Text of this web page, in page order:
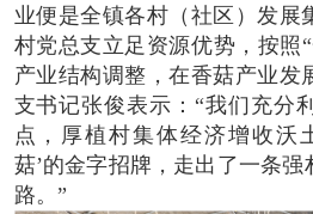
业便是全镇各村（社区）发展
村党总支立足资源优势，按照
产业结构调整，在香菇产业发
支书记张俊表示：“我们充分
点，厚植村集体经济增收沃
菇’的金字招牌，走出了一条
路。”